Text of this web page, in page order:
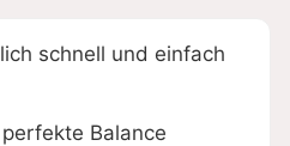
schnell und einfach
Balance